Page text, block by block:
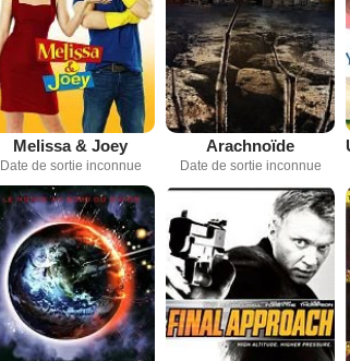
Melissa & Joey
Date de sortie inconnue
Arachnoïde
Date de sortie inconnue